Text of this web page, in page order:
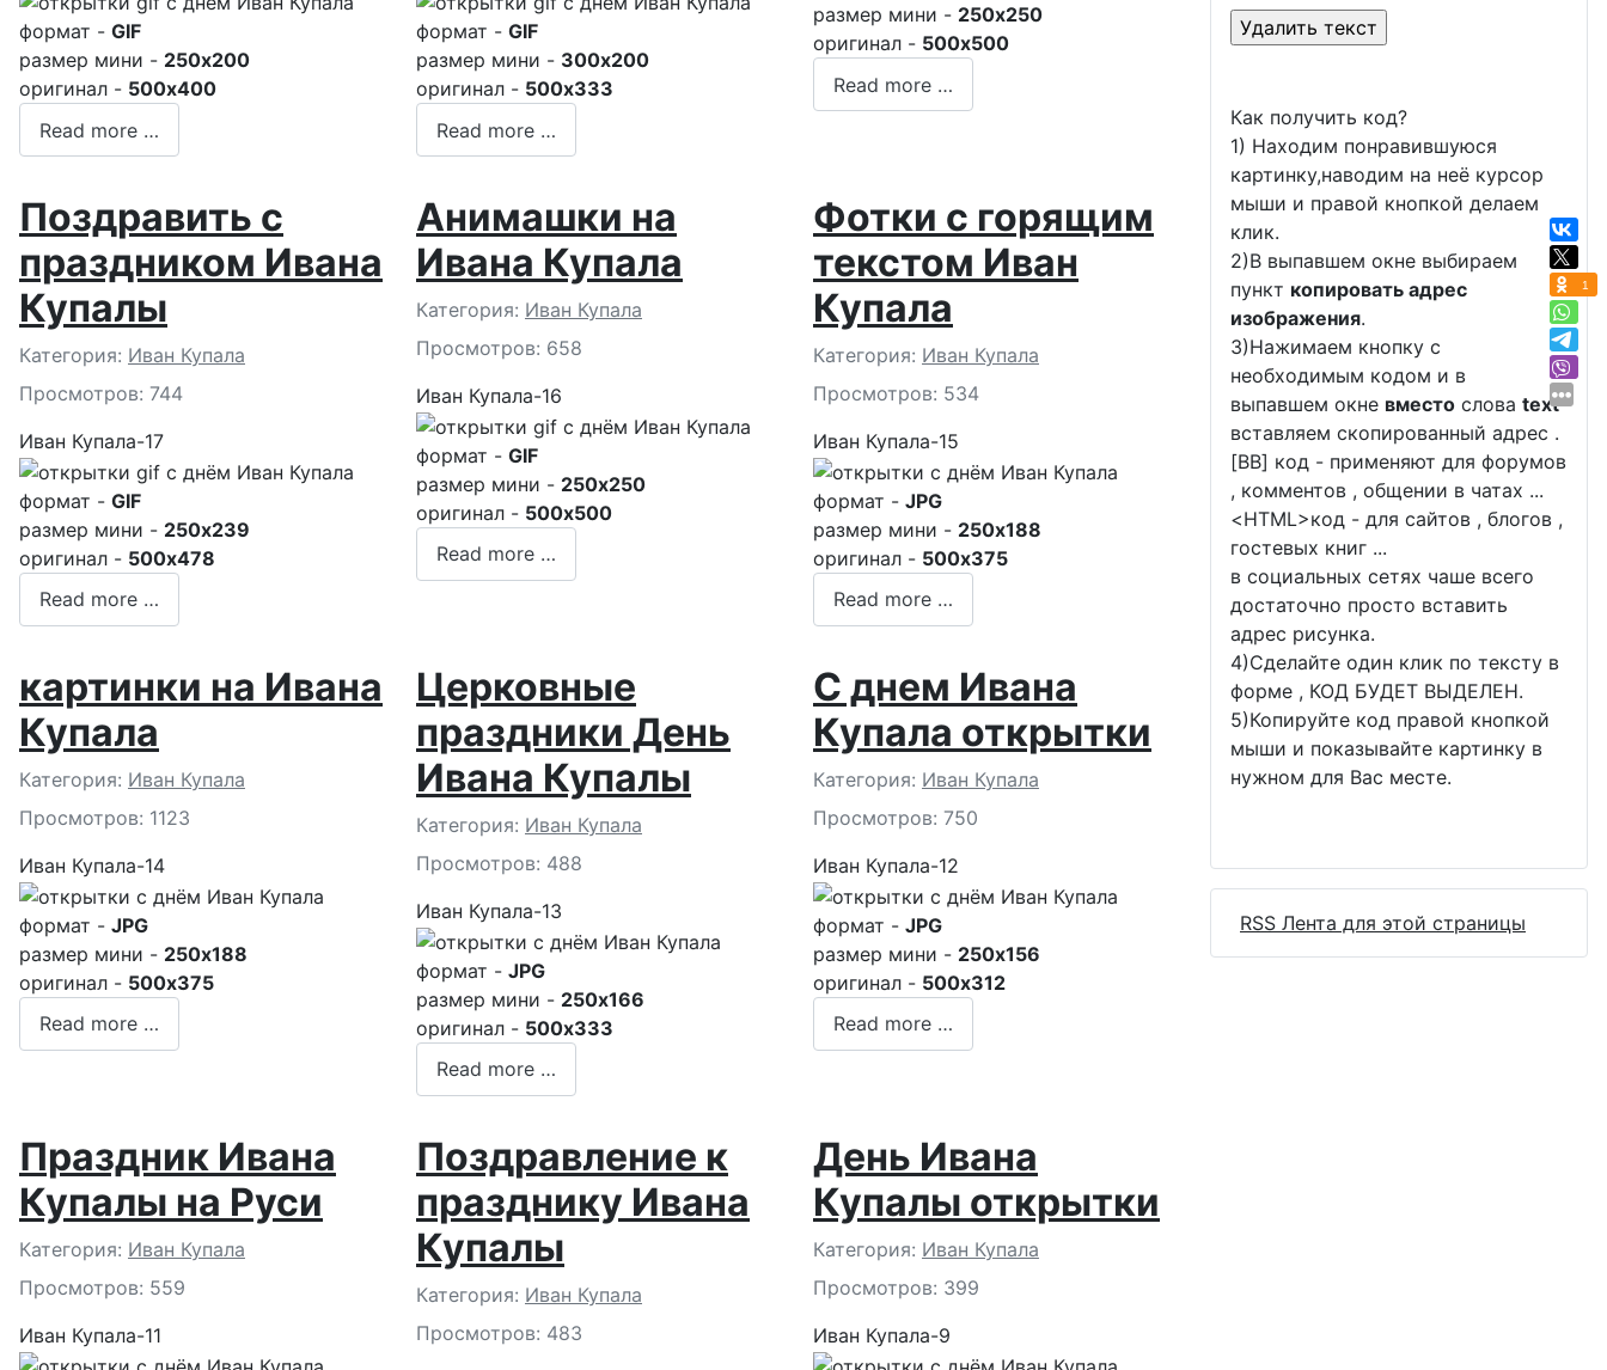
формат - GIF
размер мини - 250x200
оригинал - 500x400
Read more …
формат - GIF
размер мини - 300x200
оригинал - 500x333
Read more …
размер мини - 250x250
оригинал - 500x500
Read more …
Поздравить с
праздником Ивана
Купалы
Подробности
Категория: Иван Купала
Просмотров: 744
Иван Купала-17
формат - GIF
размер мини - 250x239
оригинал - 500x478
Read more …
Анимашки на
Ивана Купала
Подробности
Категория: Иван Купала
Просмотров: 658
Иван Купала-16
формат - GIF
размер мини - 250x250
оригинал - 500x500
Read more …
Фотки с горящим
текстом Иван
Купала
Подробности
Категория: Иван Купала
Просмотров: 534
Иван Купала-15
формат - JPG
размер мини - 250x188
оригинал - 500x375
Read more …
картинки на Ивана
Купала
Подробности
Категория: Иван Купала
Просмотров: 1123
Иван Купала-14
формат - JPG
размер мини - 250x188
оригинал - 500x375
Read more …
Церковные
праздники День
Ивана Купалы
Подробности
Категория: Иван Купала
Просмотров: 488
Иван Купала-13
формат - JPG
размер мини - 250x166
оригинал - 500x333
Read more …
С днем Ивана
Купала открытки
Подробности
Категория: Иван Купала
Просмотров: 750
Иван Купала-12
формат - JPG
размер мини - 250x156
оригинал - 500x312
Read more …
Праздник Ивана
Купалы на Руси
Подробности
Категория: Иван Купала
Просмотров: 559
Иван Купала-11
Поздравление к
празднику Ивана
Купалы
Подробности
Категория: Иван Купала
Просмотров: 483
День Ивана
Купалы открытки
Подробности
Категория: Иван Купала
Просмотров: 399
Иван Купала-9
1
Как получить код?
1) Находим понравившуюся
картинку,наводим на неё курсор
мыши и правой кнопкой делаем
клик.
2)В выпавшем окне выбираем
пункт копировать адрес
изображения.
3)Нажимаем кнопку с
необходимым кодом и в
выпавшем окне вместо слова text
вставляем скопированный адрес .
[BB] код - применяют для форумов
, комментов , общении в чатах ...
<HTML>код - для сайтов , блогов ,
гостевых книг ...
в социальных сетях чаше всего
достаточно просто вставить
адрес рисунка.
4)Сделайте один клик по тексту в
форме , КОД БУДЕТ ВЫДЕЛЕН.
5)Копируйте код правой кнопкой
мыши и показывайте картинку в
нужном для Вас месте.
RSS Лента для этой страницы